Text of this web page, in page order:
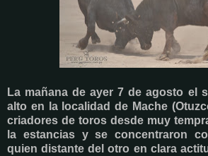
La mañana de ayer 7 de agosto el
alto en la localidad de Mache
criadores de toros desde muy
la estancias y se concentraron
quien distante del otro en clara